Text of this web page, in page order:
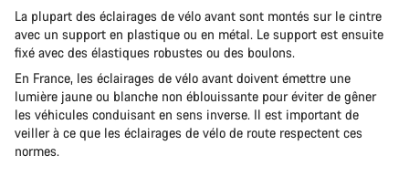
La plupart des éclairages de vélo avant sont montés sur le cintre
avec un support en plastique ou en métal. Le support est ensuite
fixé avec des élastiques robustes ou des boulons.
En France, les éclairages de vélo avant doivent émettre une
lumière jaune ou blanche non éblouissante pour éviter de gêner
les véhicules conduisant en sens inverse. Il est important de
veiller à ce que les éclairages de vélo de route respectent ces
normes.